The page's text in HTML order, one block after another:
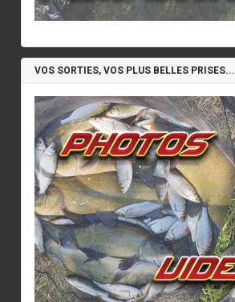
VOS SORTIES, VOS PLUS BELLES PRISES...